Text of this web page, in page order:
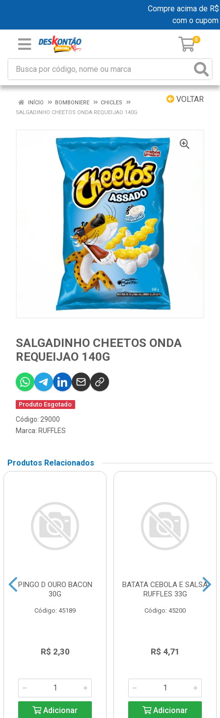
Compre acima de
com o cupom
0
VOLTAR
INÍCIO BOMBONIERE
CHICLES
SALGADINHO CHEETOS ONDA REQUEIJAO 140G
SALGADINHO CHEETOS ONDA
REQUEIJAO 140G
Produto Esgotado
Código: 29000
Marca: RUFFLES
Produtos Relacionados
PINGO D OURO BACON
30G
Código: 45189
R$ 2,30
Adicionar
BATATA CEBOLA E SALSA
RUFFLES 33G
Código: 45200
R$ 4,71
Adicionar